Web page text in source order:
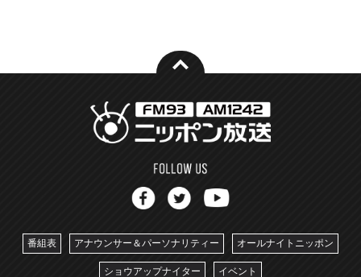
番組表 アナウンサー＆パーソナリティー オールナイトニッポン
ショウアップナイター イベント